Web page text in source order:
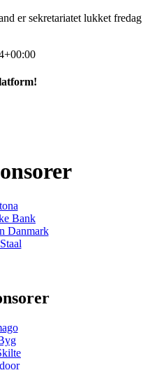
er sekretariatet lukket fredag